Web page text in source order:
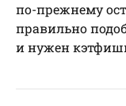
по-прежнему
правильно
и нужен